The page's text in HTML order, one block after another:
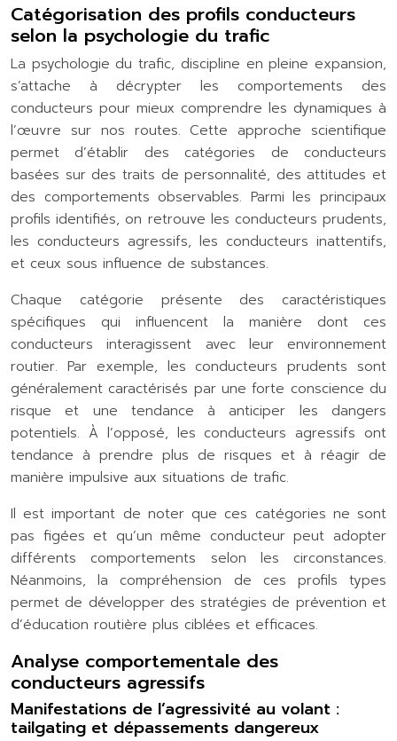
Catégorisation des profils conducteurs
selon la psychologie du trafic
La psychologie du trafic, discipline en pleine expansion,
s’attache à décrypter les comportements des
conducteurs pour mieux comprendre les dynamiques à
l’œuvre sur nos routes. Cette approche scientifique
permet d’établir des catégories de conducteurs
basées sur des traits de personnalité, des attitudes et
des comportements observables. Parmi les principaux
profils identifiés, on retrouve les conducteurs prudents,
les conducteurs agressifs, les conducteurs inattentifs,
et ceux sous influence de substances.
Chaque catégorie présente des caractéristiques
spécifiques qui influencent la manière dont ces
conducteurs interagissent avec leur environnement
routier. Par exemple, les conducteurs prudents sont
généralement caractérisés par une forte conscience du
risque et une tendance à anticiper les dangers
potentiels. À l’opposé, les conducteurs agressifs ont
tendance à prendre plus de risques et à réagir de
manière impulsive aux situations de trafic.
Il est important de noter que ces catégories ne sont
pas figées et qu’un même conducteur peut adopter
différents comportements selon les circonstances.
Néanmoins, la compréhension de ces profils types
permet de développer des stratégies de prévention et
d’éducation routière plus ciblées et efficaces.
Analyse comportementale des
conducteurs agressifs
Manifestations de l’agressivité au volant :
tailgating et dépassements dangereux